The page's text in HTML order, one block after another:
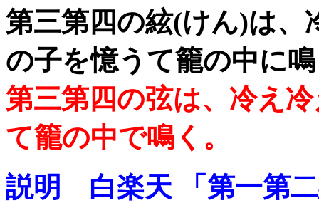
第三第四の絃(けん)は、
の子を憶うて籠の中に
第三第四の弦は、冷え
て籠の中で鳴く。
説明 白楽天 「第一第